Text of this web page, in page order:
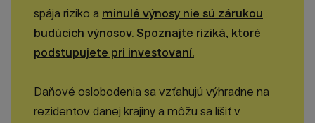
spája riziko a minulé výnosy nie sú zárukou
budúcich výnosov. Spoznajte riziká, ktoré
podstupujete pri investovaní.
Daňové oslobodenia sa vzťahujú výhradne na
rezidentov danej krajiny a môžu sa líšiť v